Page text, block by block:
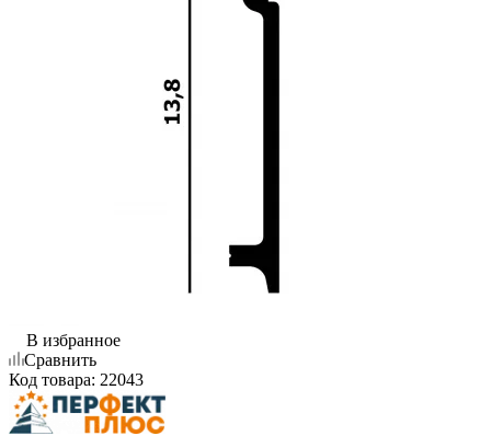
В избранное
Сравнить
Код товара: 22043